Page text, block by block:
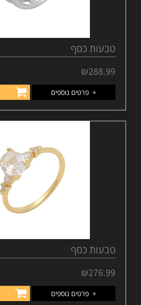
טבעות כסף
₪288.99
+ פרטים נוספים
טבעות כסף
₪276.99
+ פרטים נוספים